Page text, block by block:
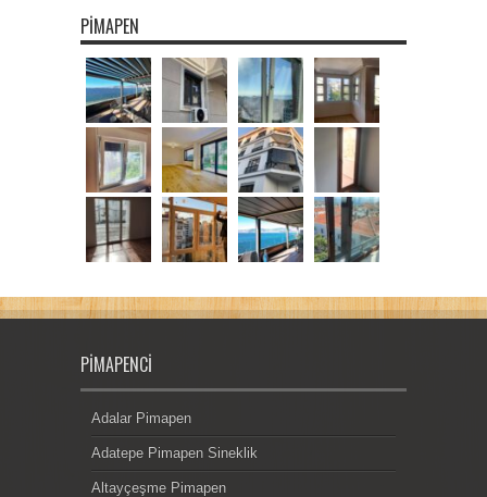
PIMAPEN
PIMAPENCI
Adalar Pimapen
Adatepe Pimapen Sineklik
Altayçeşme Pimapen